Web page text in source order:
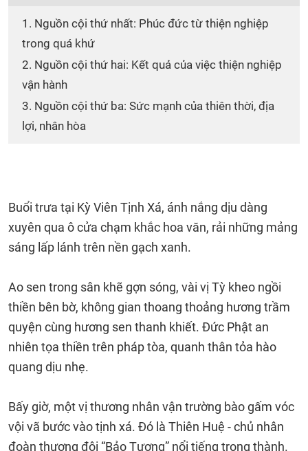
1. Nguồn cội thứ nhất: Phúc đức từ thiện nghiệp
trong quá khứ
2. Nguồn cội thứ hai: Kết quả của việc thiện nghiệp
vận hành
3. Nguồn cội thứ ba: Sức mạnh của thiên thời, địa
lợi, nhân hòa
Buổi trưa tại Kỳ Viên Tịnh Xá, ánh nắng dịu dàng
xuyên qua ô cửa chạm khắc hoa văn, rải những mảng
sáng lấp lánh trên nền gạch xanh.
Ao sen trong sân khẽ gợn sóng, vài vị Tỳ kheo ngồi
thiền bên bờ, không gian thoang thoảng hương trầm
quyện cùng hương sen thanh khiết. Đức Phật an
nhiên tọa thiền trên pháp tòa, quanh thân tỏa hào
quang dịu nhẹ.
Bấy giờ, một vị thương nhân vận trường bào gấm vóc
vội vã bước vào tịnh xá. Đó là Thiên Huệ - chủ nhân
đoàn thương đội “Bảo Tượng” nổi tiếng trong thành.